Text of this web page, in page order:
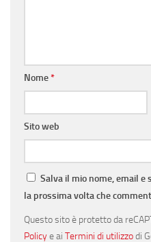
Nome*
Sito web
Salva il mio nome, email
la prossima volta che
Questo sito è protetto da
Policye ai Termini di utilizzodi